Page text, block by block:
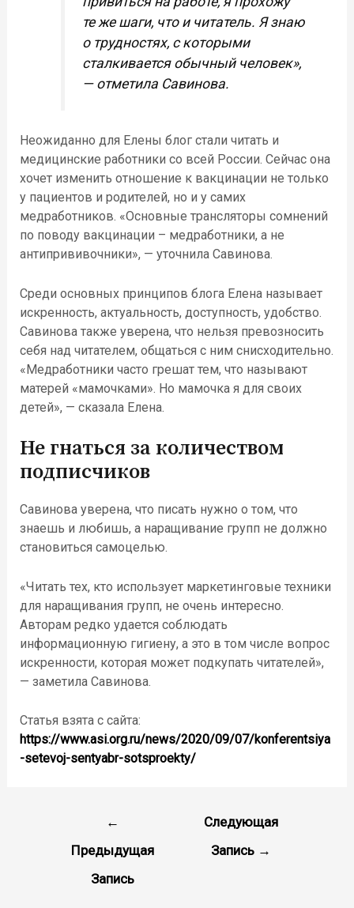
те же шаги, что и читатель. Я знаю
о трудностях, с которыми
сталкивается обычный человек»,
— отметила Савинова.
Неожиданно для Елены блог стали читать и
медицинские работники со всей России. Сейчас она
хочет изменить отношение к вакцинации не только
у пациентов и родителей, но и у самих
медработников. «Основные трансляторы сомнений
по поводу вакцинации – медработники, а не
антипрививочники», — уточнила Савинова.
Среди основных принципов блога Елена называет
искренность, актуальность, доступность, удобство.
Савинова также уверена, что нельзя превозносить
себя над читателем, общаться с ним снисходительно.
«Медработники часто грешат тем, что называют
матерей «мамочками». Но мамочка я для своих
детей», — сказала Елена.
Не гнаться за количеством
подписчиков
Савинова уверена, что писать нужно о том, что
знаешь и любишь, а наращивание групп не должно
становиться самоцелью.
«Читать тех, кто использует маркетинговые техники
для наращивания групп, не очень интересно.
Авторам редко удается соблюдать
информационную гигиену, а это в том числе вопрос
искренности, которая может подкупать читателей»,
— заметила Савинова.
Статья взята с сайта:
https://www.asi.org.ru/news/2020/09/07/konferentsiya
-setevoj-sentyabr-sotsproekty/
←
Предыдущая
Запись
Следующая
Запись →